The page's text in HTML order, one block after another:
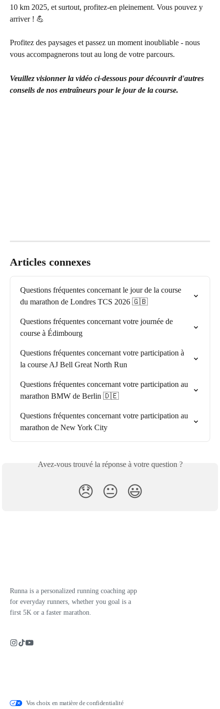
10 km 2025, et surtout, profitez-en pleinement. Vous pouvez y
arriver ! 💪
Profitez des paysages et passez un moment inoubliable - nous
vous accompagnerons tout au long de votre parcours.
Veuillez visionner la vidéo ci-dessous pour découvrir d'autres
conseils de nos entraîneurs pour le jour de la course.
Articles connexes
Questions fréquentes concernant le jour de la course
du marathon de Londres TCS 2026 🇬🇧
Questions fréquentes concernant votre journée de
course à Édimbourg
Questions fréquentes concernant votre participation à
la course AJ Bell Great North Run
Questions fréquentes concernant votre participation au
marathon BMW de Berlin 🇩🇪
Questions fréquentes concernant votre participation au
marathon de New York City
Avez-vous trouvé la réponse à votre question ?
😞 😐 😃
Runna is a personalized running coaching app
for everyday runners, whether you goal is a
first 5K or a faster marathon.
Vos choix en matière de confidentialité